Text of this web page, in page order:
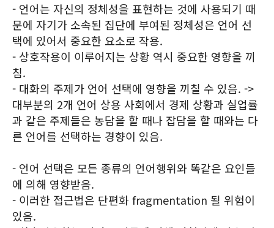
- 언어는 자신의 정체성을 표현하는 것에 사용되기 때
문에 자기가 소속된 집단에 부여된 정체성은 언어 선
택에 있어서 중요한 요소로 작용.
- 상호작용이 이루어지는 상황 역시 중요한 영향을 끼
침.
- 대화의 주제가 언어 선택에 영향을 끼칠 수 있음. ->
대부분의 2개 언어 상용 사회에서 경제 상황과 실업률
과 같은 주제들은 농담을 할 때나 잡담을 할 때와는 다
른 언어를 선택하는 경향이 있음.
- 언어 선택은 모든 종류의 언어행위와 똑같은 요인들
에 의해 영향받음.
- 이러한 접근법은 단편화 fragmentation 될 위험이
있음.